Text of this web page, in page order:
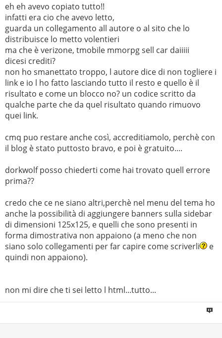
eh eh avevo copiato tutto!!
infatti era cio che avevo letto,
guarda un collegamento all autore o al sito che lo
distribuisce lo metto volentieri
ma che è verizone, tmobile mmorpg sell car daiiiii
dicesi crediti?
non ho smanettato troppo, l autore dice di non togliere i
link e io l ho fatto lasciando tutto il resto e quello è il
risultato e come un blocco no? un codice scritto da
qualche parte che da quel risultato quando rimuovo
quei link.
cmq puo restare anche così, accreditiamolo, perchè con
il blog è stato puttosto bravo, e poi è gratuito....
dorkwolf posso chiederti come hai trovato quell errore
prima??
credo che ce ne siano altri,perchè nel menu del tema ho
anche la possibilità di aggiungere banners sulla sidebar
di dimensioni 125x125, e quelli che sono presenti in
forma dimostrativa non appaiono (a meno che non
siano solo collegamenti per far capire come scriverli
e
quindi non appaiono).
non mi dire che ti sei letto l html...tutto...